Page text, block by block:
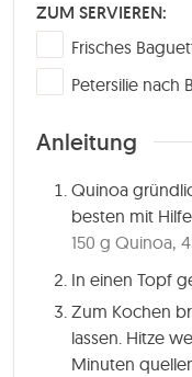
ZUM SERVIEREN:
▢
Frisches
▢
Petersilie nach
Anleitung
Quinoa
besten mit
150 g Quinoa,
In einen Topf
Zum Kochen
lassen. Hitze
Minuten